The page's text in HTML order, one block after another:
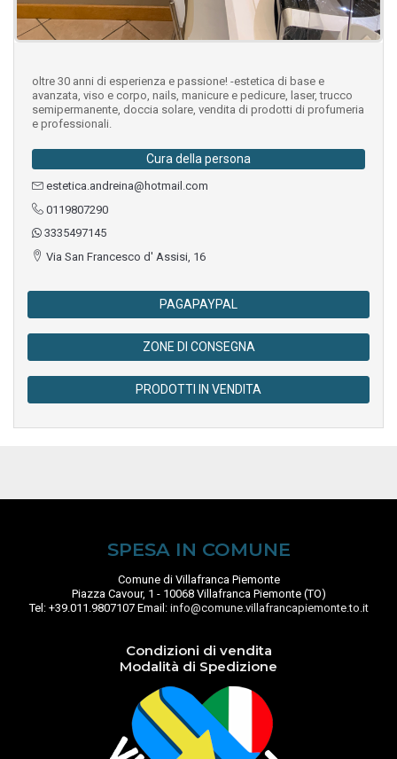
oltre 30 anni di esperienza e passione! -estetica di base e
avanzata, viso e corpo, nails, manicure e pedicure, laser, trucco
semipermanente, doccia solare, vendita di prodotti di profumeria
e professionali.
Cura della persona
estetica.andreina@hotmail.com
0119807290
3335497145
Via San Francesco d' Assisi, 16
PAGAPAYPAL
ZONE DI CONSEGNA
PRODOTTI IN VENDITA
SPESA IN COMUNE
Comune di Villafranca Piemonte
Piazza Cavour, 1 - 10068 Villafranca Piemonte (TO)
Tel: +39.011.9807107 Email: info@comune.villafrancapiemonte.to.it
Condizioni di vendita
Modalità di Spedizione